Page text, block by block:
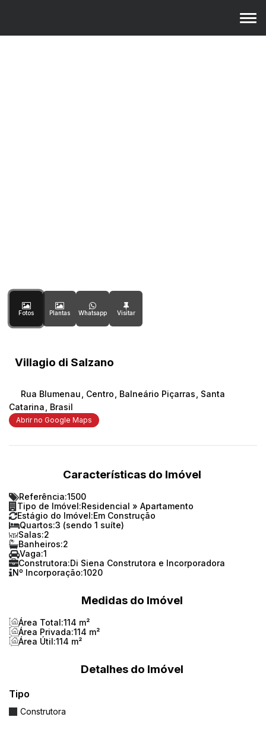
Fotos Plantas Whatsapp
Villagio di Salzano
Rua Blumenau Centro Balneário Piçarras
Santa
Catarina
Brasil
Abrir no Google Maps
Características do Imóvel
Referência:1500
Tipo de Imóvel:Residencial » Apartamento
Estágio do Imóvel:Em Construção
Quartos:3 (sendo 1 suíte)
Salas:2
Banheiros:2
Vaga:1
Construtora:Di Siena Construtora e Incorporadora
Nº Incorporação:1020
Medidas do Imóvel
Área Total:114 m²
Área Privada:114 m²
Área Útil:114 m²
Detalhes do Imóvel
Tipo
Construtora